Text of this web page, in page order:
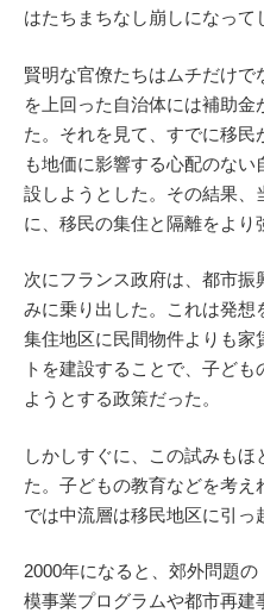
はたちまちなし崩しになって
賢明な官僚たちはムチだけ
を上回った自治体には補助
た。それを見て、すでに移民
も地価に影響する心配のな
設しようとした。その結果、
に、移民の集住と隔離をより
次にフランス政府は、都市
みに乗り出した。これは発想
集住地区に民間物件よりも家
トを建設することで、子ど
ようとする政策だった。
しかしすぐに、この試みも
た。子どもの教育などを考
では中流層は移民地区に引っ
2000年になると、郊外問題
模事業プログラムや都市再建